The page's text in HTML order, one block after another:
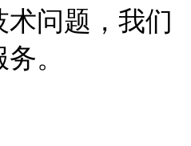
问题，我们
。